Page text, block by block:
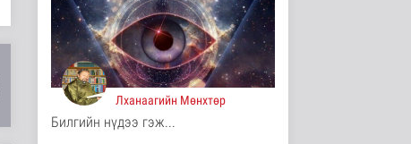
Одон орны судлаачид
нарны гадаргын
хамгийн өндөр..
Дэлхийд
2 цаг 44 минутын өмнө
Боловсролын сайд
Л.Энх-Амгалан
"Pearson" компани..
Лханаагийн Мөнхтөр
Билгийн нүдээ гэж...